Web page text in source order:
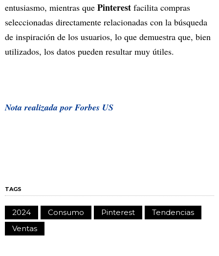
entusiasmo, mientras que Pinterest facilita compras
seleccionadas directamente relacionadas con la búsqueda
de inspiración de los usuarios, lo que demuestra que, bien
utilizados, los datos pueden resultar muy útiles.
Nota realizada por Forbes US
TAGS
2024 Consumo Pinterest
Tendencias
Ventas